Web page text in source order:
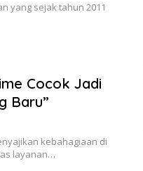
yang sejak tahun 2011
Cocok Jadi
Baru”
kebahagiaan di
layanan…